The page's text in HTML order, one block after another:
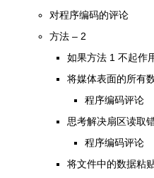
对程序编码的评论
方法 – 2
如果方法 1 不起作
将媒体表面的所有
程序编码评论
思考解决扇区读取
程序编码评论
将文件中的数据粘